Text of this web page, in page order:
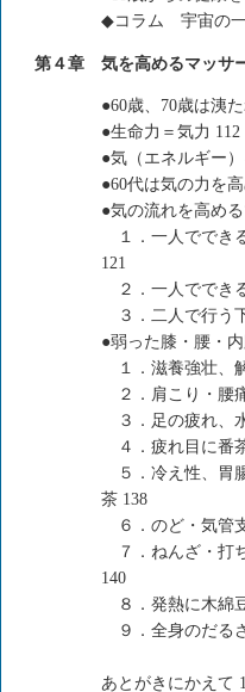
◆コラム 宇宙の一
第４章 気を高めるマッサ
●60歳、70歳は洟
●生命力＝気力 112
●気（エネルギー
●60代は気の力を
●気の流れを高め
１．一人ででき
121
２．一人ででき
３．二人で行う
●弱った膝・腰・
１．滋養強壮、
２．肩こり・腰
３．足の疲れ、
４．疲れ目に番
５．冷え性、胃
茶 138
６．のど・気管
７．ねんざ・打
140
８．発熱に木綿
９．全身のだる
あとがきにかえて